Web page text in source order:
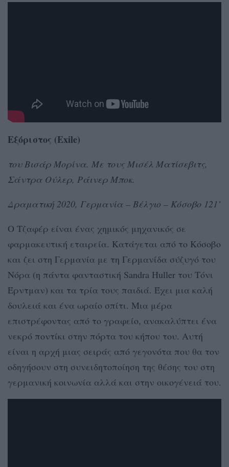
Εξόριστος (Exile)
του Βισάρ Μορίνα. Με τους Μισέλ Ματίσεβιτς,
Σάντρα Ούλερ, Ράινερ Μποκ.
Δραματική 2020, Γερμανία – Βέλγιο – Κόσοβο 121’
Ο Τζαφέρ είναι ένας χημικός μηχανικός σε
φαρμακευτική εταιρεία. Κατάγεται από το Κόσοβο
και ζει στη Γερμανία με τη Γερμανίδα σύζυγό του
Νόρα (η πάντα φανταστική Sandra Huller του Τόνι
Έρντμαν) και τα τρία τους παιδιά. Έχει μια καλή
δουλειά και ένα ωραίο σπίτι. Μια μέρα
επιστρέφοντας από το γραφείο, ανακαλύπτει ένα
νεκρό ποντίκι στην πόρτα του κήπου του. Αυτή
είναι η αρχή μιας σειράς από γεγονότα που θα τον
οδηγήσουν στη συνειδητοποίηση της θέσης του στη
γερμανική κοινωνία αλλά και στην οικογένειά του.